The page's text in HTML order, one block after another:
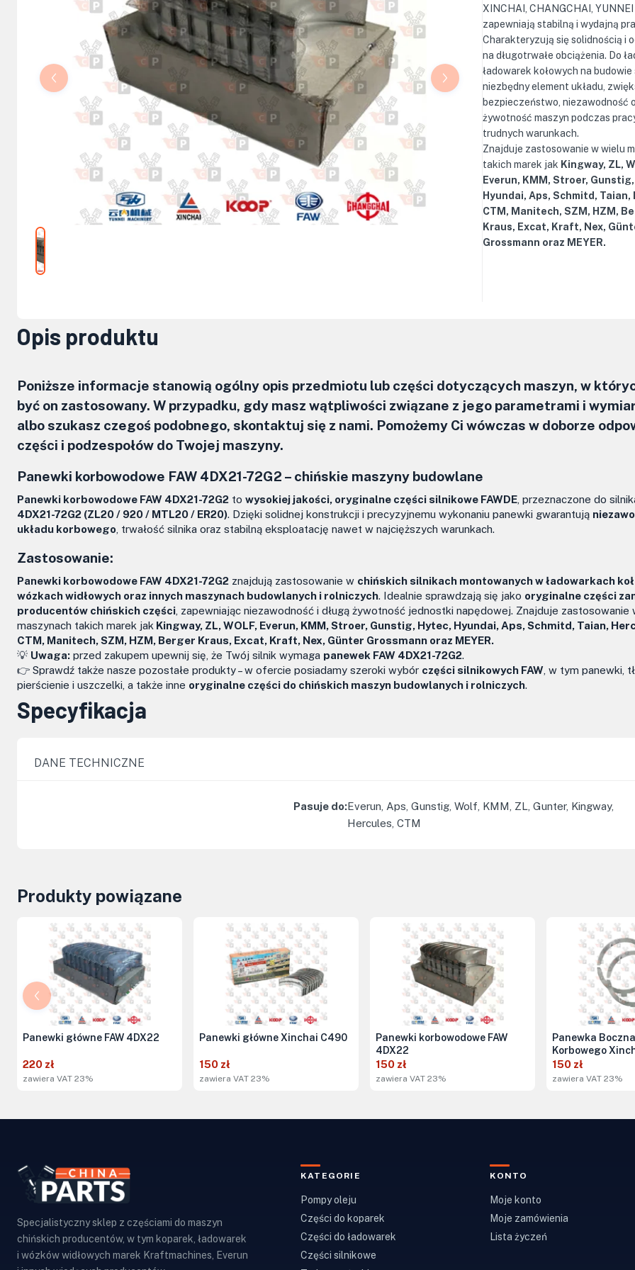
Kolumny kierownicze, orbitrole
Części elektryczne
Osprzęt do maszyn
XINCHAI, CHANGCHAI, YUNNEI
zapewniają stabilną i wydajną
Charakteryzują się solidnością i
na długotrwałe obciążenia. Do
ładowarek kołowych na
niezbędny element układu,
bezpieczeństwo, niezawodność
żywotność maszyn podczas
trudnych warunkach.
Znajduje zastosowanie w wielu
takich marek jak Kingway, ZL,
Everun, KMM, Stroer,
Hyundai, Aps, Schmitd, Taian,
CTM, Manitech, SZM, HZM,
Kraus, Excat, Kraft, Nex,
Grossmann oraz MEYER.
Opis produktu
Poniższe informacje stanowią ogólny opis przedmiotu lub części dotyczących maszyn, w
być on zastosowany. W przypadku, gdy masz wątpliwości związane z jego parametrami i
albo szukasz czegoś podobnego, skontaktuj się z nami. Pomożemy Ci wówczas w doborze
części i podzespołów do Twojej maszyny.
Panewki korbowodowe FAW 4DX21-72G2 – chińskie maszyny budowlane
Panewki korbowodowe FAW 4DX21-72G2 to wysokiej jakości, oryginalne części silnikowe FAWDE , przeznaczone do
4DX21-72G2 (ZL20 / 920 / MTL20 / ER20). Dzięki solidnej konstrukcji i precyzyjnemu wykonaniu panewki gwarantują
układu korbowego , trwałość silnika oraz stabilną eksploatację nawet w najcięższych warunkach.
Zastosowanie:
Panewki korbowodowe FAW 4DX21-72G2 znajdują zastosowanie w chińskich silnikach montowanych w ładowarkach
wózkach widłowych oraz innych maszynach budowlanych i rolniczych. Idealnie sprawdzają się jako oryginalne części
producentów chińskich części , zapewniając niezawodność i długą żywotność jednostki napędowej. Znajduje zastosowanie
maszynach takich marek jak Kingway, ZL, WOLF, Everun, KMM, Stroer, Gunstig, Hytec, Hyundai, Aps, Schmitd, Taian,
CTM, Manitech, SZM, HZM, Berger Kraus, Excat, Kraft, Nex, Günter Grossmann oraz MEYER.
💡 Uwaga: przed zakupem upewnij się, że Twój silnik wymaga panewek FAW 4DX21-72G2.
👉 Sprawdź także nasze pozostałe produkty – w ofercie posiadamy szeroki wybór części silnikowych FAW , w tym panewki,
pierścienie i uszczelki, a także inne oryginalne części do chińskich maszyn budowlanych i rolniczych.
Specyfikacja
DANE TECHNICZNE
Pasuje do:Everun, Aps, Gunstig, Wolf, KMM, ZL, Gunter, Kingway,
Hercules, CTM
Produkty powiązane
Panewki główne FAW 4DX22
220 zł
zawiera VAT 23%
Panewki główne Xinchai C490
150 zł
zawiera VAT 23%
Panewki korbowodowe FAW
4DX22
150 zł
zawiera VAT 23%
Panewka
Korbowego
150 zł
zawiera VAT 23%
Specjalistyczny sklep z częściami do maszyn
chińskich producentów, w tym koparek, ładowarek
i wózków widłowych marek Kraftmachines, Everun
KATEGORIE
Pompy oleju
Części do koparek
Części do ładowarek
Części silnikowe
KONTO
Moje konto
Moje zamówienia
Lista życzeń